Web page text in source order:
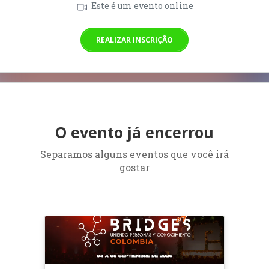
Este é um evento online
REALIZAR INSCRIÇÃO
O evento já encerrou
Separamos alguns eventos que você irá
gostar